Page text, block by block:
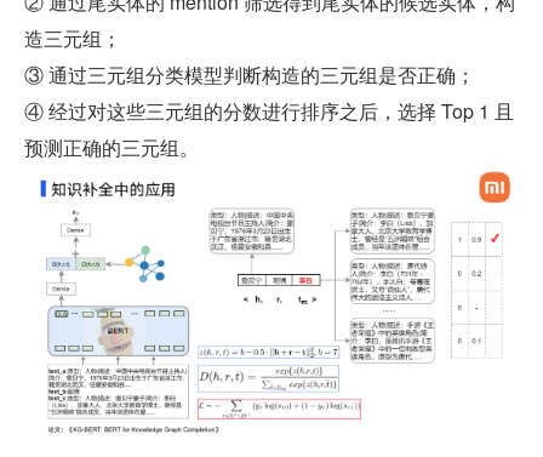
造三元组；
③ 通过三元组分类模型判断构造的三元组是否正确；
④ 经过对这些三元组的分数进行排序之后，选择 Top 1 且
预测正确的三元组。